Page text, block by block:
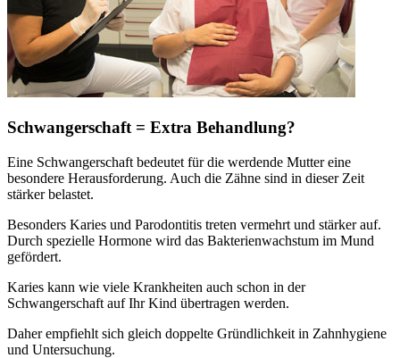
Schwangerschaft = Extra Behandlung?
Eine Schwangerschaft bedeutet für die werdende Mutter eine
besondere Herausforderung. Auch die Zähne sind in dieser Zeit
stärker belastet.
Besonders Karies und Parodontitis treten vermehrt und stärker auf.
Durch spezielle Hormone wird das Bakterienwachstum im Mund
gefördert.
Karies kann wie viele Krankheiten auch schon in der
Schwangerschaft auf Ihr Kind übertragen werden.
Daher empfiehlt sich gleich doppelte Gründlichkeit in Zahnhygiene
und Untersuchung.